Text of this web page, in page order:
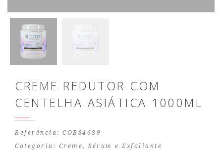
CREME REDUTOR COM
CENTELHA ASIÁTICA 1000ML
Referência: COBS4689
Categoria: Creme, Sérum e Exfoliante